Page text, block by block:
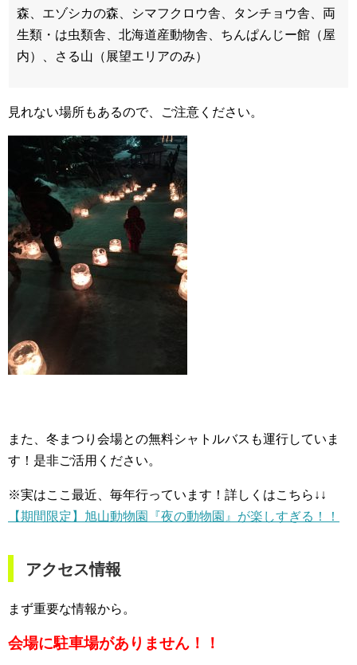
森、エゾシカの森、シマフクロウ舎、タンチョウ舎、両
生類・は虫類舎、北海道産動物舎、ちんぱんじー館（屋
内）、さる山（展望エリアのみ）
見れない場所もあるので、ご注意ください。
また、冬まつり会場との無料シャトルバスも運行していま
す！是非ご活用ください。
※実はここ最近、毎年行っています！詳しくはこちら↓↓
【期間限定】旭山動物園『夜の動物園』が楽しすぎる！！
アクセス情報
まず重要な情報から。
会場に駐車場がありません！！